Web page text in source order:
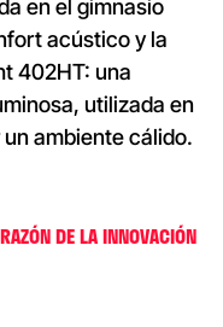
en el gimnasio
acústico y la
402HT: una
utilizada en
ambiente cálido.
DE LA INNOVACIÓN